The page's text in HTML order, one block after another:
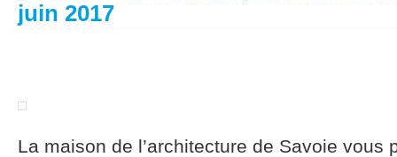
juin 2017
La maison de l’architecture de Savoie vous